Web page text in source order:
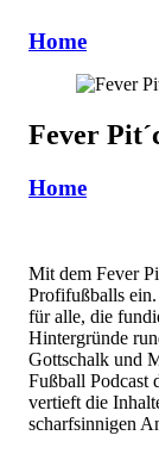
Home
Fever
Home
Mit dem Fever
Profifußballs
für alle, die
Hintergründe
Gottschalk und
Fußball Podcast
vertieft die
scharfsinnigen